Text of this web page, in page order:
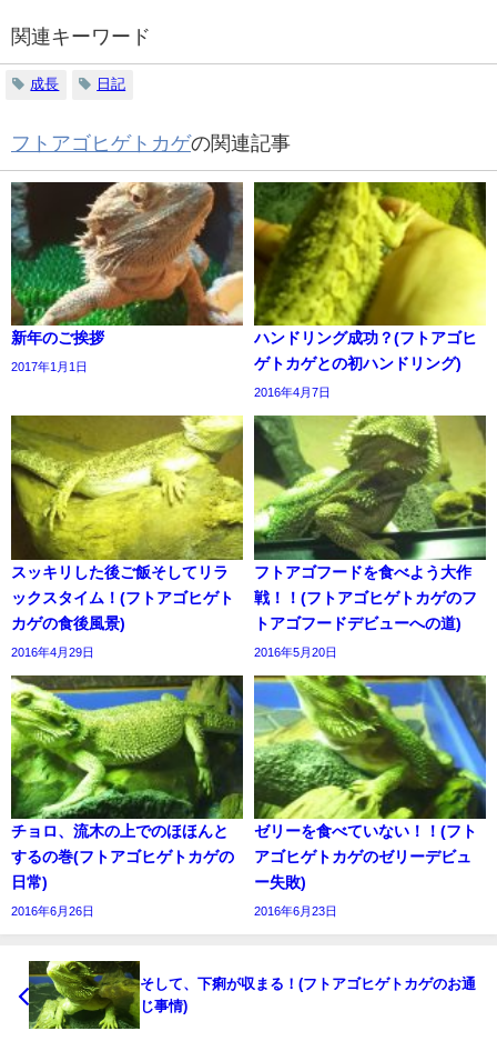
関連キーワード
成長 日記
フトアゴヒゲトカゲの関連記事
新年のご挨拶
2017年1月1日
ハンドリング成功？(フトアゴヒ
ゲトカゲとの初ハンドリング)
2016年4月7日
スッキリした後ご飯そしてリラ
ックスタイム！(フトアゴヒゲト
カゲの食後風景)
2016年4月29日
フトアゴフードを食べよう大作
戦！！(フトアゴヒゲトカゲのフ
トアゴフードデビューへの道)
2016年5月20日
チョロ、流木の上でのほほんと
するの巻(フトアゴヒゲトカゲの
日常)
2016年6月26日
ゼリーを食べていない！！(フト
アゴヒゲトカゲのゼリーデビュ
ー失敗)
2016年6月23日
そして、下痢が収まる！(フトアゴヒゲトカゲのお通
じ事情)